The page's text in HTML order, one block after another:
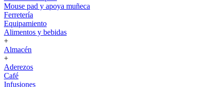
Mouse pad y apoya muñeca
Ferretería
Equipamiento
Alimentos y bebidas
+
Almacén
+
Aderezos
Café
Infusiones